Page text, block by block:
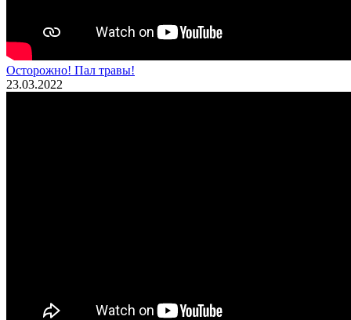
Осторожно! Пал травы!
23.03.2022